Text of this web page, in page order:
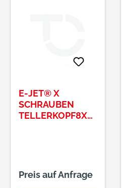
E-JET® X
SCHRAUBEN
TELLERKOPF8X
Preis auf Anfrage